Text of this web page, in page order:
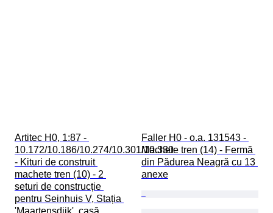
Artitec H0, 1:87 -
10.172/10.186/10.274/10.301/10.330
- Kituri de construit
machete tren (10) - 2
seturi de construcție
pentru Seinhuis V, Stația
Faller H0 - o.a. 131543 -
Machete tren (14) - Fermă
din Pădurea Neagră cu 13
anexe